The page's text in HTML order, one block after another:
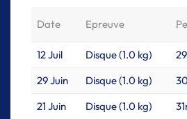
Date Epreuve
12 Juil Disque (1.0 kg)
29 Juin
Disque (1.0 kg)
21 Juin
Disque (1.0 kg)